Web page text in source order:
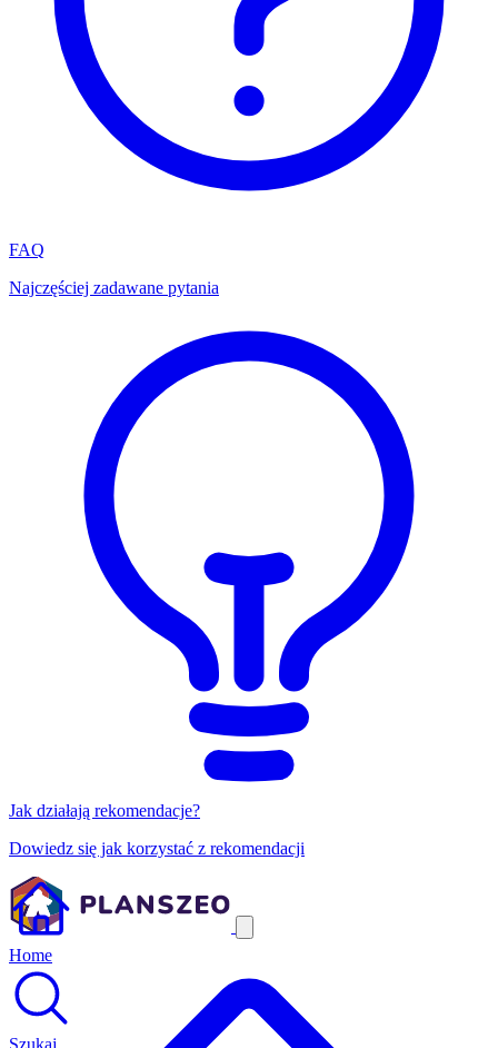
FAQ
Najczęściej zadawane pytania
Jak działają rekomendacje?
Dowiedz się jak korzystać z rekomendacji
Home
Szukaj